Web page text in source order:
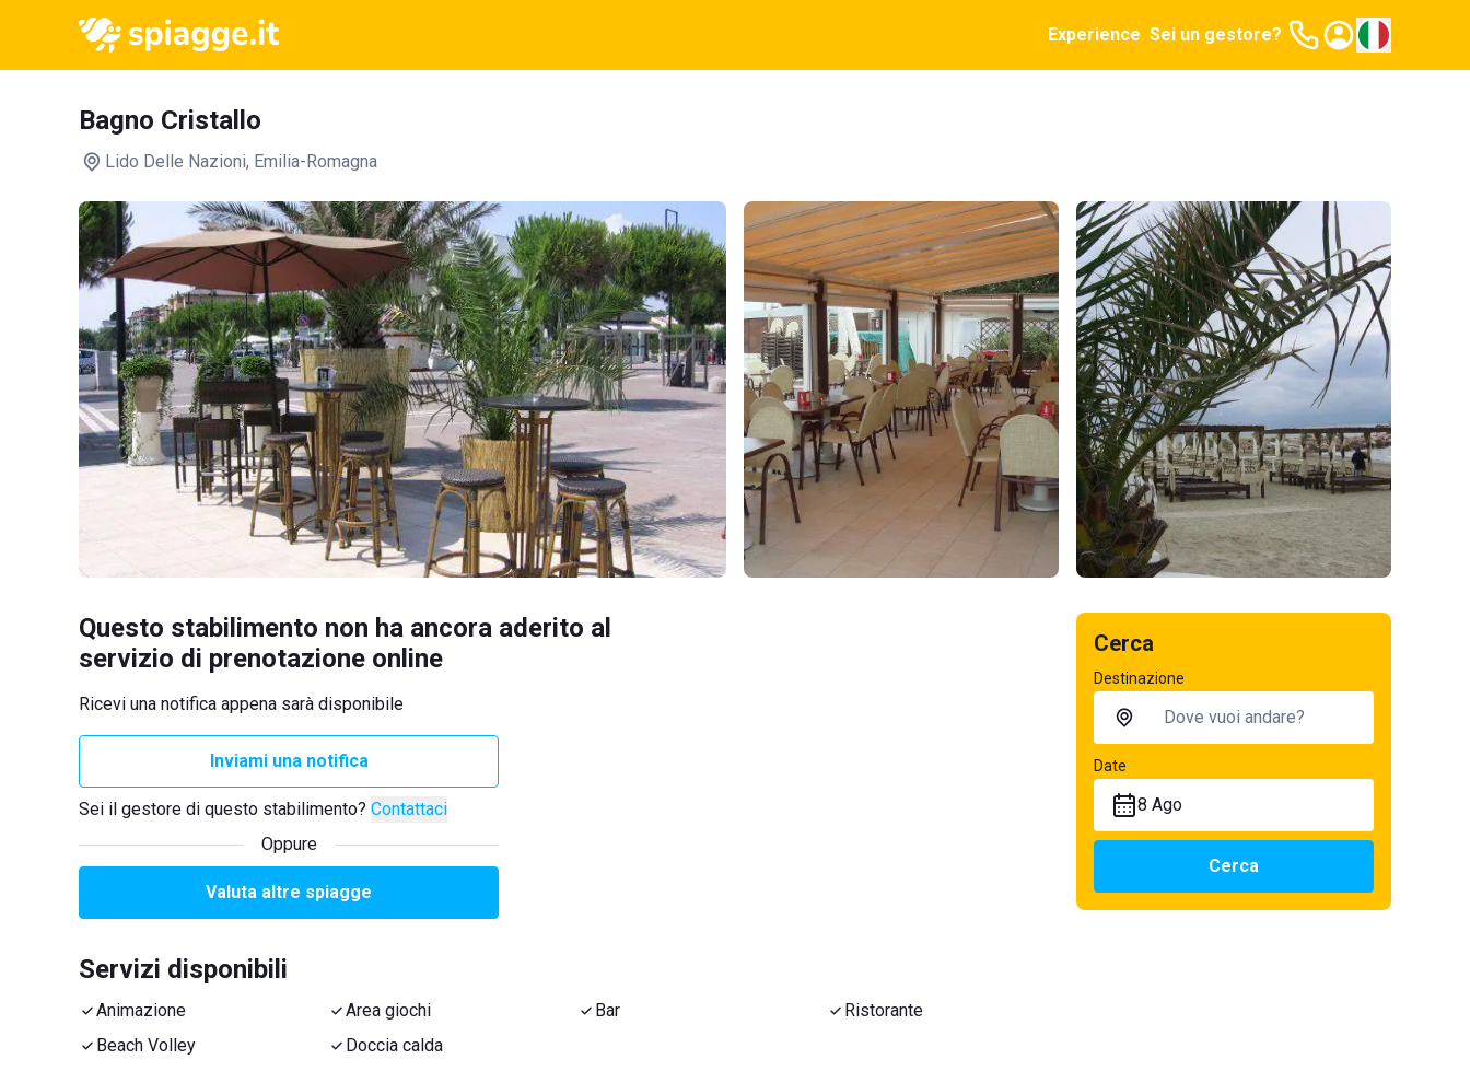
Experience Sei un gestore?
Bagno Cristallo
Lido Delle Nazioni, Emilia-Romagna
Questo stabilimento non ha ancora aderito al
servizio di prenotazione online
Ricevi una notifica appena sarà disponibile
Inviami una notifica
Sei il gestore di questo stabilimento? Contattaci
Oppure
Valuta altre spiagge
Servizi disponibili
Animazione Area giochi Bar
Ristorante
Beach Volley
Doccia calda
Cerca
Destinazione
Date
8 Ago
Cerca